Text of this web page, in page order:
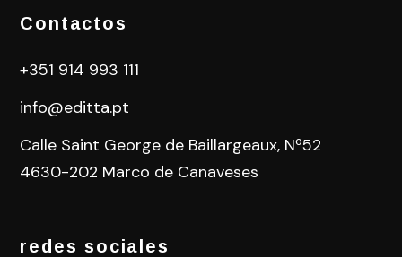
Contactos
+351 914 993 111
info@editta.pt
Calle Saint George de Baillargeaux, Nº52
4630-202 Marco de Canaveses
redes sociales